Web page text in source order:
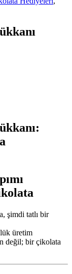
şimdi tatlı bir
üretim
değil; bir çikolata